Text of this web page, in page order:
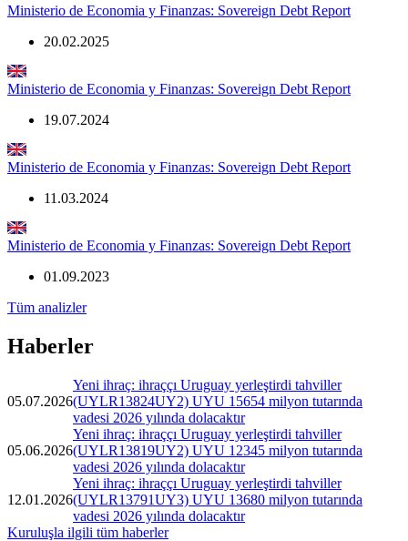
Ministerio de Economia y Finanzas: Sovereign Debt Report
20.02.2025
Ministerio de Economia y Finanzas: Sovereign Debt Report
19.07.2024
Ministerio de Economia y Finanzas: Sovereign Debt Report
11.03.2024
Ministerio de Economia y Finanzas: Sovereign Debt Report
01.09.2023
Tüm analizler
Haberler
05.07.2026
Yeni ihraç: ihraççı Uruguay yerleştirdi tahviller
(UYLR13824UY2) UYU 15654 milyon tutarında
vadesi 2026 yılında dolacaktır
05.06.2026
Yeni ihraç: ihraççı Uruguay yerleştirdi tahviller
(UYLR13819UY2) UYU 12345 milyon tutarında
vadesi 2026 yılında dolacaktır
12.01.2026
Yeni ihraç: ihraççı Uruguay yerleştirdi tahviller
(UYLR13791UY3) UYU 13680 milyon tutarında
vadesi 2026 yılında dolacaktır
Kuruluşla ilgili tüm haberler